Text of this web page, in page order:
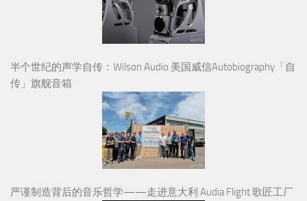
半个世纪的声学自传：Wilson Audio 美国威信Autobiography「自
传」旗舰音箱
严谨制造背后的音乐哲学——走进意大利 Audia Flight 歌匠工厂